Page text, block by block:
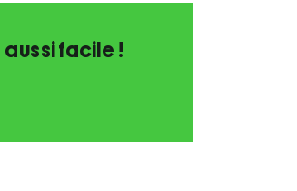
facile !